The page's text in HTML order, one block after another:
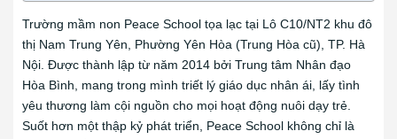
Trường mầm non Peace School tọa lạc tại Lô C10/NT2 khu đô
thị Nam Trung Yên, Phường Yên Hòa (Trung Hòa cũ), TP. Hà
Nội. Được thành lập từ năm 2014 bởi Trung tâm Nhân đạo
Hòa Bình, mang trong mình triết lý giáo dục nhân ái, lấy tình
yêu thương làm cội nguồn cho mọi hoạt động nuôi dạy trẻ.
Suốt hơn một thập kỷ phát triển, Peace School không chỉ là